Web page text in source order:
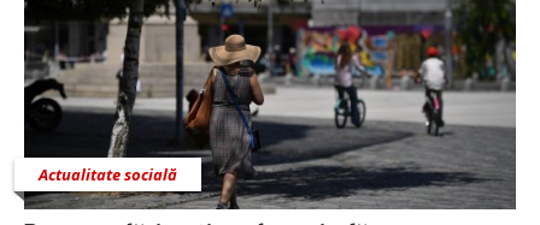
Actualitate socială